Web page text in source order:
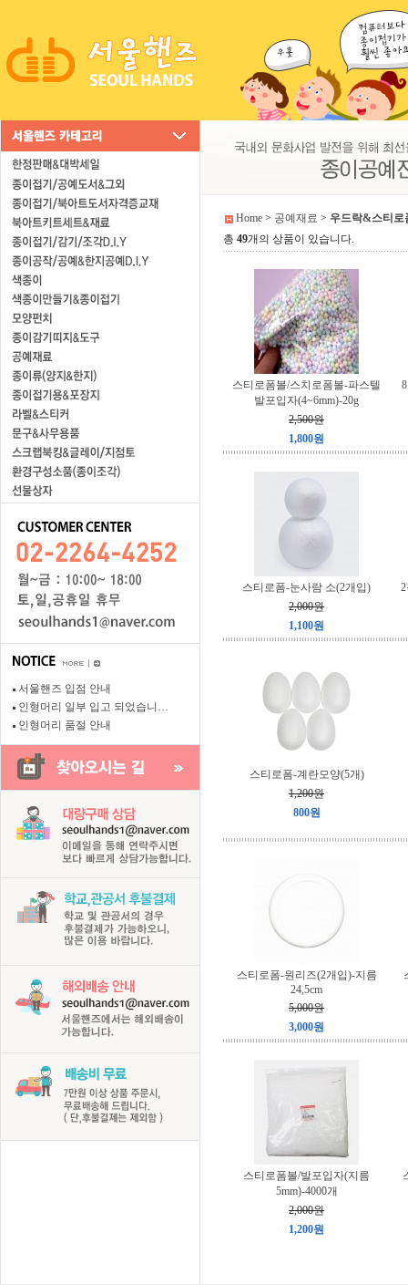
서울핸즈 입점 안내
인형머리 일부 입고 되었습니…
인형머리 품절 안내
Home > 공예재료 > 우드락&스티로
총 49개의 상품이 있습니다.
스티로폼볼/스치로폼볼-파스텔
발포입자(4~6mm)-20g
2,500원
1,800원
스티로폼-눈사람 소(2개입)
2,000원
1,100원
스티로폼-계란모양(5개)
1,200원
800원
스티로폼-원리즈(2개입)-지름
24,5cm
5,000원
3,000원
스티로폼볼/발포입자(지름
5mm)-4000개
2,000원
1,200원